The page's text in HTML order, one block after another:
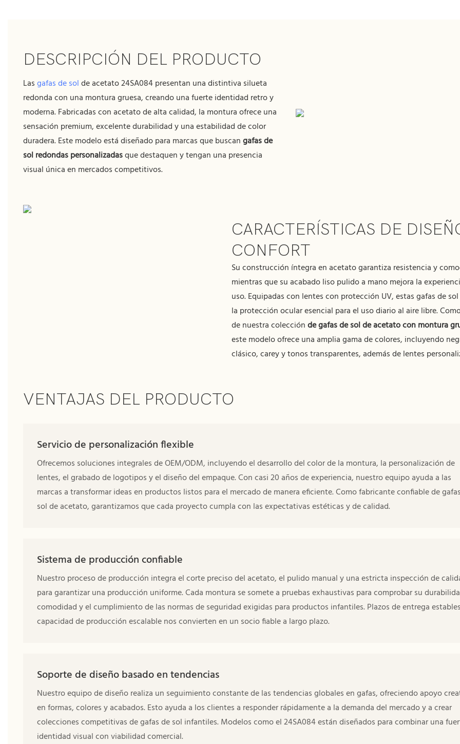
DESCRIPCIÓN DEL PRODUCTO
Lasgafas de solde acetato 24SA084 presentan una distintiva silueta
redonda con una montura gruesa, creando una fuerte identidad retro y
moderna. Fabricadas con acetato de alta calidad, la montura ofrece una
sensación premium, excelente durabilidad y una estabilidad de color
duradera. Este modelo está diseñado para marcas que buscangafas de
sol redondas personalizadasque destaquen y tengan una presencia
visual única en mercados competitivos.
CARACTERÍSTICAS DE
CONFORT
Su construcción íntegra en acetato garantiza resistencia y
mientras que su acabado liso pulido a mano mejora la
uso. Equipadas con lentes con protección UV, estas gafas de
la protección ocular esencial para el uso diario al aire libre.
de nuestra colecciónde gafas de sol de acetato con montura
este modelo ofrece una amplia gama de colores, incluyendo
clásico, carey y tonos transparentes, además de lentes
VENTAJAS DEL PRODUCTO
Servicio de personalización flexible
Ofrecemos soluciones integrales de OEM/ODM, incluyendo el desarrollo del color de la montura, la personalización de
lentes, el grabado de logotipos y el diseño del empaque. Con casi 20 años de experiencia, nuestro equipo ayuda a las
marcas a transformar ideas en productos listos para el mercado de manera eficiente. Como fabricante confiable de
sol de acetato, garantizamos que cada proyecto cumpla con las expectativas estéticas y de calidad.
Sistema de producción confiable
Nuestro proceso de producción integra el corte preciso del acetato, el pulido manual y una estricta inspección de
para garantizar una producción uniforme. Cada montura se somete a pruebas exhaustivas para comprobar su
comodidad y el cumplimiento de las normas de seguridad exigidas para productos infantiles. Plazos de entrega
capacidad de producción escalable nos convierten en un socio fiable a largo plazo.
Soporte de diseño basado en tendencias
Nuestro equipo de diseño realiza un seguimiento constante de las tendencias globales en gafas, ofreciendo apoyo
en formas, colores y acabados. Esto ayuda a los clientes a responder rápidamente a la demanda del mercado y a crear
colecciones competitivas de gafas de sol infantiles. Modelos como el 24SA084 están diseñados para combinar una
identidad visual con viabilidad comercial.